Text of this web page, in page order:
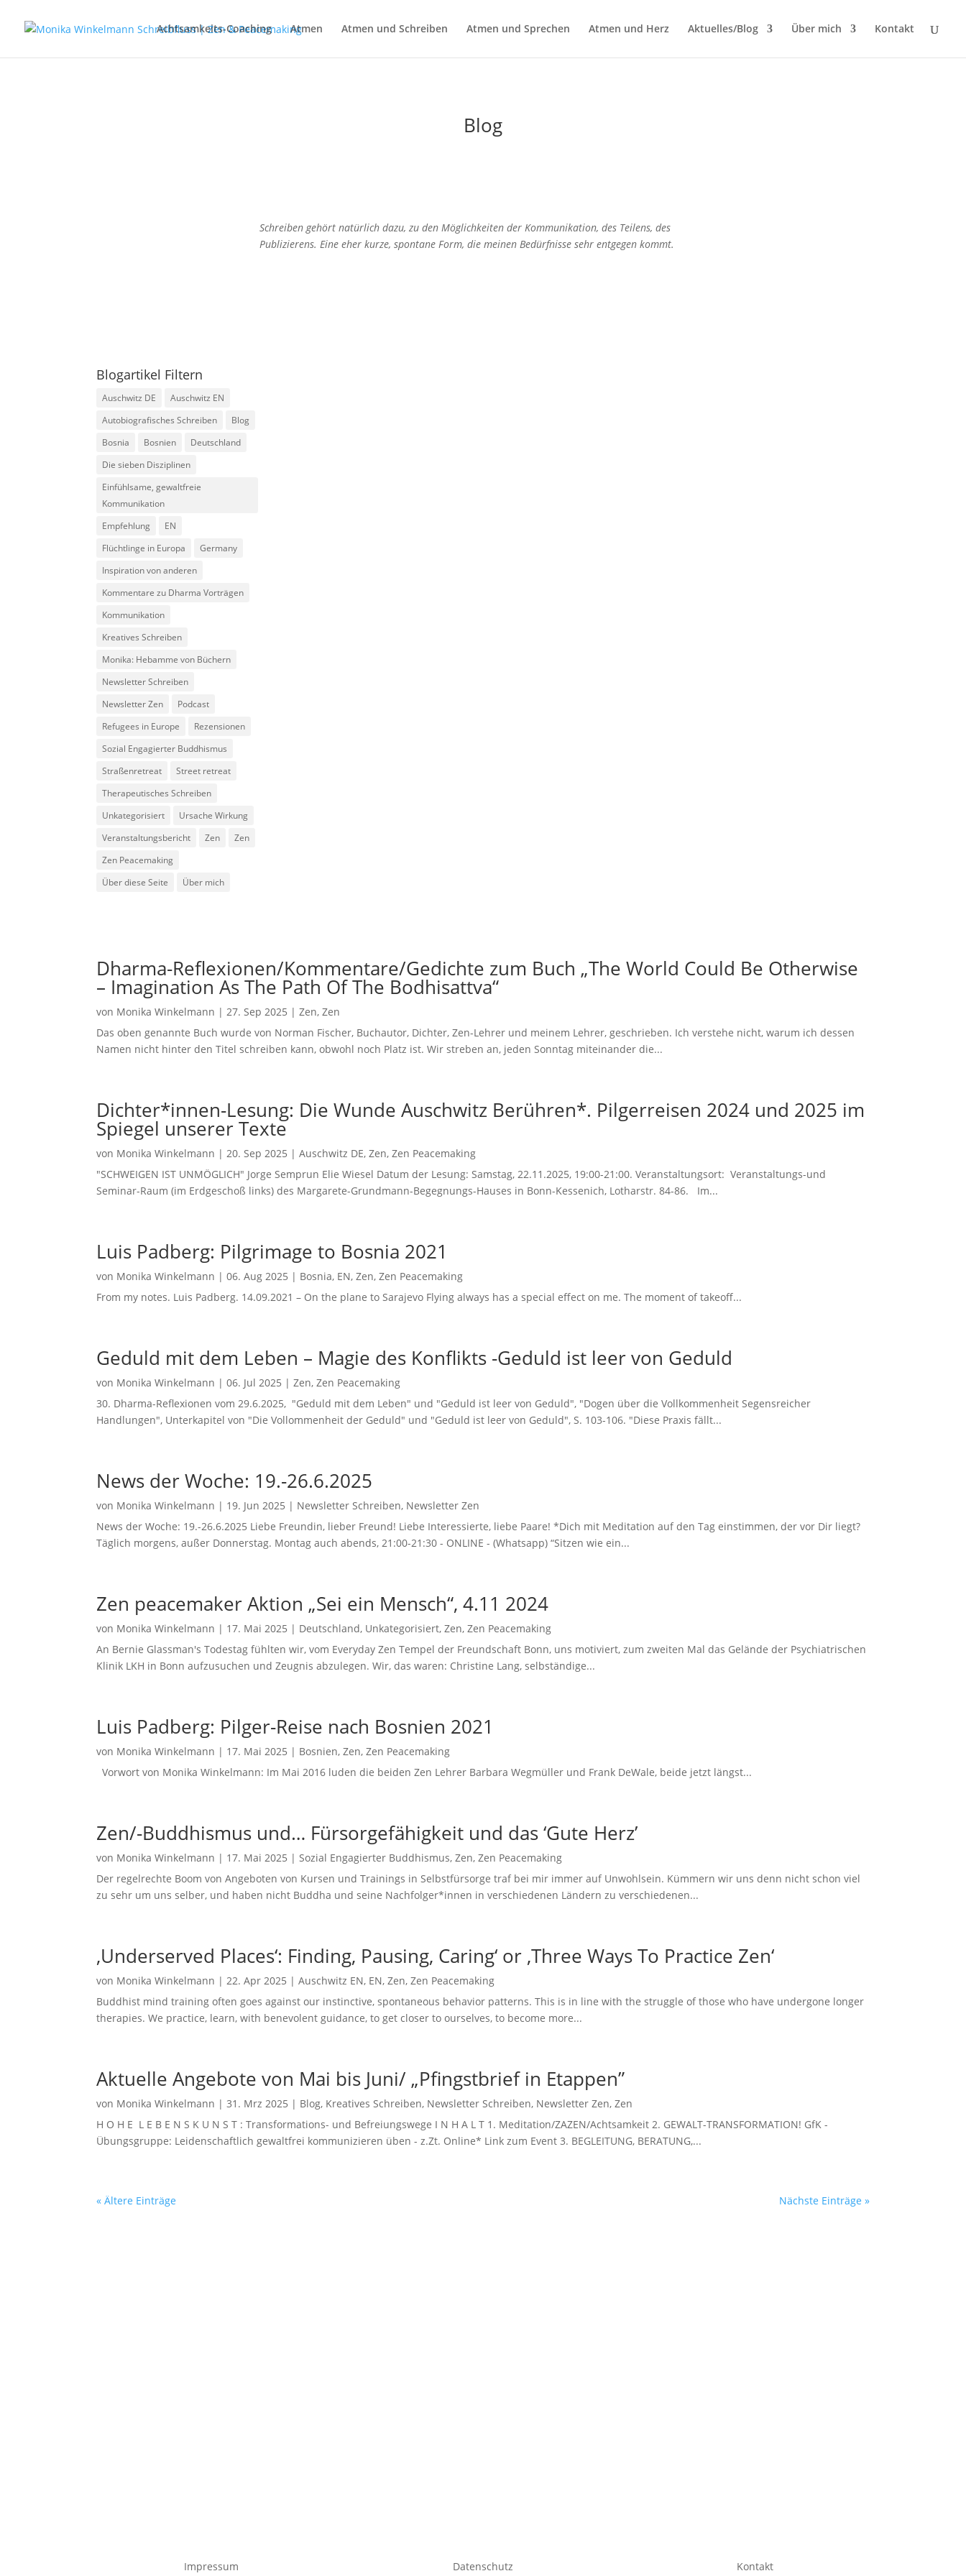
Achtsamkeits-Coaching Atmen Atmen und Schreiben Atmen und Sprechen Atmen und Herz Aktuelles/Blog Über mich Kontakt
Blog
Schreiben gehört natürlich dazu, zu den Möglichkeiten der Kommunikation, des Teilens, des
Publizierens. Eine eher kurze, spontane Form, die meinen Bedürfnisse sehr entgegen kommt.
Blogartikel Filtern
Auschwitz DE
Auschwitz EN
Autobiografisches Schreiben
Blog
Bosnia
Bosnien
Deutschland
Die sieben Disziplinen
Einfühlsame, gewaltfreie
Kommunikation
Empfehlung
EN
Flüchtlinge in Europa
Germany
Inspiration von anderen
Kommentare zu Dharma Vorträgen
Kommunikation
Kreatives Schreiben
Monika: Hebamme von Büchern
Newsletter Schreiben
Newsletter Zen
Podcast
Refugees in Europe
Rezensionen
Sozial Engagierter Buddhismus
Straßenretreat
Street retreat
Therapeutisches Schreiben
Unkategorisiert
Ursache Wirkung
Veranstaltungsbericht
Zen
Zen
Zen Peacemaking
Über diese Seite
Über mich
Dharma-Reflexionen/Kommentare/Gedichte zum Buch „The World Could Be Otherwise
– Imagination As The Path Of The Bodhisattva“
von Monika Winkelmann |27. Sep 2025 |Zen,Zen
Das oben genannte Buch wurde von Norman Fischer, Buchautor, Dichter, Zen-Lehrer und meinem Lehrer, geschrieben. Ich verstehe nicht, warum ich dessen
Namen nicht hinter den Titel schreiben kann, obwohl noch Platz ist. Wir streben an, jeden Sonntag miteinander die...
Dichter*innen-Lesung: Die Wunde Auschwitz Berühren*. Pilgerreisen 2024 und 2025 im
Spiegel unserer Texte
von Monika Winkelmann |20. Sep 2025 |Auschwitz DE,Zen,Zen Peacemaking
"SCHWEIGEN IST UNMÖGLICH" Jorge Semprun Elie Wiesel Datum der Lesung: Samstag, 22.11.2025, 19:00-21:00. Veranstaltungsort: Veranstaltungs-und
Seminar-Raum (im Erdgeschoß links) des Margarete-Grundmann-Begegnungs-Hauses in Bonn-Kessenich, Lotharstr. 84-86. Im...
Luis Padberg: Pilgrimage to Bosnia 2021
von Monika Winkelmann |06. Aug 2025 | Bosnia, EN,Zen,Zen Peacemaking
From my notes. Luis Padberg. 14.09.2021 – On the plane to Sarajevo Flying always has a special effect on me. The moment of takeoff...
Geduld mit dem Leben – Magie des Konflikts -Geduld ist leer von Geduld
von Monika Winkelmann |06. Jul 2025 |Zen,Zen Peacemaking
30. Dharma-Reflexionen vom 29.6.2025, "Geduld mit dem Leben" und "Geduld ist leer von Geduld", "Dogen über die Vollkommenheit Segensreicher
Handlungen", Unterkapitel von "Die Vollommenheit der Geduld" und "Geduld ist leer von Geduld", S. 103-106. "Diese Praxis fällt...
News der Woche: 19.-26.6.2025
von Monika Winkelmann | 19. Jun 2025 | Newsletter Schreiben, Newsletter Zen
News der Woche: 19.-26.6.2025 Liebe Freundin, lieber Freund! Liebe Interessierte, liebe Paare! *Dich mit Meditation auf den Tag einstimmen, der vor Dir liegt?
Täglich morgens, außer Donnerstag. Montag auch abends, 21:00-21:30 - ONLINE - (Whatsapp) “Sitzen wie ein...
Zen peacemaker Aktion „Sei ein Mensch“, 4.11 2024
von Monika Winkelmann | 17. Mai 2025 | Deutschland, Unkategorisiert,Zen,Zen Peacemaking
An Bernie Glassman's Todestag fühlten wir, vom Everyday Zen Tempel der Freundschaft Bonn, uns motiviert, zum zweiten Mal das Gelände der Psychiatrischen
Klinik LKH in Bonn aufzusuchen und Zeugnis abzulegen. Wir, das waren: Christine Lang, selbständige...
Luis Padberg: Pilger-Reise nach Bosnien 2021
von Monika Winkelmann | 17. Mai 2025 | Bosnien,Zen,Zen Peacemaking
Vorwort von Monika Winkelmann: Im Mai 2016 luden die beiden Zen Lehrer Barbara Wegmüller und Frank DeWale, beide jetzt längst...
Zen/-Buddhismus und… Fürsorgefähigkeit und das ‘Gute Herz’
von Monika Winkelmann | 17. Mai 2025 |Sozial Engagierter Buddhismus,Zen,Zen Peacemaking
Der regelrechte Boom von Angeboten von Kursen und Trainings in Selbstfürsorge traf bei mir immer auf Unwohlsein. Kümmern wir uns denn nicht schon viel
zu sehr um uns selber, und haben nicht Buddha und seine Nachfolger*innen in verschiedenen Ländern zu verschiedenen...
‚Underserved Places‘: Finding, Pausing, Caring‘ or ‚Three Ways To Practice Zen‘
von Monika Winkelmann |22. Apr 2025 |Auschwitz EN, EN,Zen,Zen Peacemaking
Buddhist mind training often goes against our instinctive, spontaneous behavior patterns. This is in line with the struggle of those who have undergone longer
therapies. We practice, learn, with benevolent guidance, to get closer to ourselves, to become more...
Aktuelle Angebote von Mai bis Juni/ „Pfingstbrief in Etappen”
von Monika Winkelmann |31. Mrz 2025 | Blog, Kreatives Schreiben, Newsletter Schreiben, Newsletter Zen,Zen
H O H E L E B E N S K U N S T : Transformations- und Befreiungswege I N H A L T 1. Meditation/ZAZEN/Achtsamkeit 2. GEWALT-TRANSFORMATION! GfK -
Übungsgruppe: Leidenschaftlich gewaltfrei kommunizieren üben - z.Zt. Online* Link zum Event 3. BEGLEITUNG, BERATUNG,...
« Ältere Einträge Nächste Einträge »
Impressum Datenschutz Kontakt